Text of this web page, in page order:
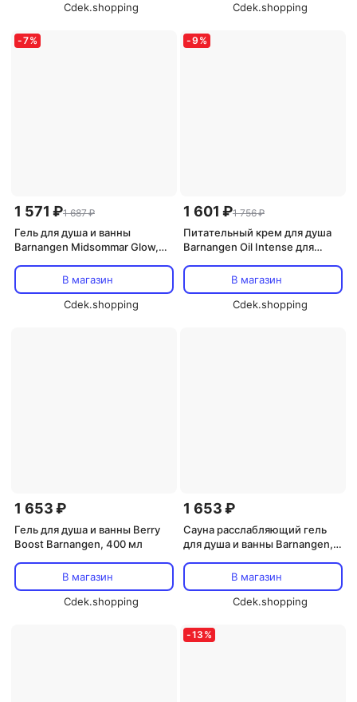
Cdek.shopping
Cdek.shopping
-7%
1 571 ₽1 687 ₽
Гель для душа и ванны
Barnangen Midsommar Glow,
В магазин
Cdek.shopping
-9 %
1 601 ₽1 756 ₽
Питательный крем для душа
Barnangen Oil Intense для
В магазин
Cdek.shopping
1 653 ₽
Гель для душа и ванны Berry
Boost Barnangen, 400 мл
В магазин
Cdek.shopping
1 653 ₽
Сауна расслабляющий гель
для душа и ванны Barnangen,
В магазин
Cdek.shopping
-13 %